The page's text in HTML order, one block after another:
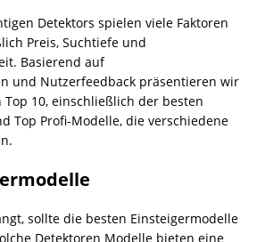
Detektors spielen viele Faktoren
Preis, Suchtiefe und
Basierend auf
und Nutzerfeedback präsentieren wir
10, einschließlich der besten
Top Profi-Modelle, die verschiedene
sollte die besten Einsteigermodelle
Detektoren Modelle bieten eine